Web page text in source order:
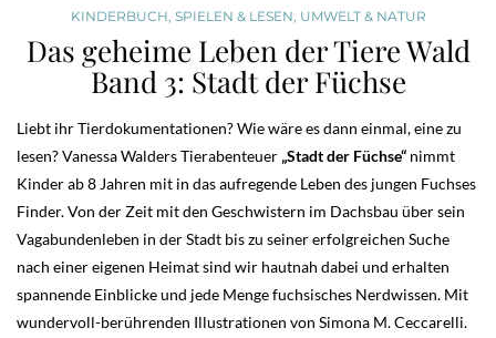
KINDERBUCH SPIELEN & LESEN UMWELT & NATUR
Das geheime Leben der Tiere Wald
Band 3: Stadt der Füchse
Liebt ihr Tierdokumentationen? Wie wäre es dann einmal, eine zu
lesen? Vanessa Walders Tierabenteuer „Stadt der Füchse“ nimmt
Kinder ab 8 Jahren mit in das aufregende Leben des jungen Fuchses
Finder. Von der Zeit mit den Geschwistern im Dachsbau über sein
Vagabundenleben in der Stadt bis zu seiner erfolgreichen Suche
nach einer eigenen Heimat sind wir hautnah dabei und erhalten
spannende Einblicke und jede Menge fuchsisches Nerdwissen. Mit
wundervoll-berührenden Illustrationen von Simona M. Ceccarelli.